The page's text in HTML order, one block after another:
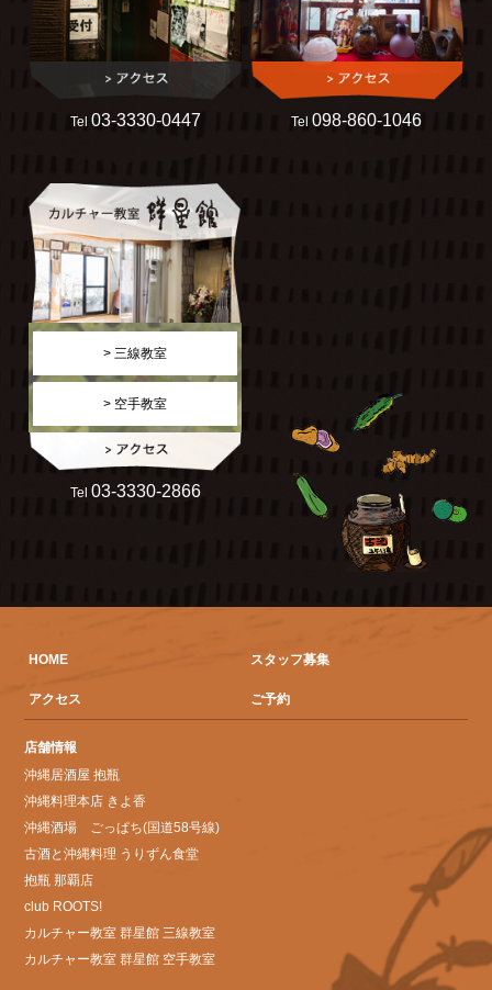
Tel 03-3330-0447
> 三線教室
> 空手教室
Tel 03-3330-2866
Tel098-860-1046
HOME スタッフ募集
アクセス ご予約
店舗情報
沖縄居酒屋 抱瓶
沖縄料理本店 きよ香
沖縄酒場 ごっぱち(国道58号線)
古酒と沖縄料理 うりずん食堂
抱瓶 那覇店
club ROOTS!
カルチャー教室 群星館 三線教室
カルチャー教室 群星館 空手教室